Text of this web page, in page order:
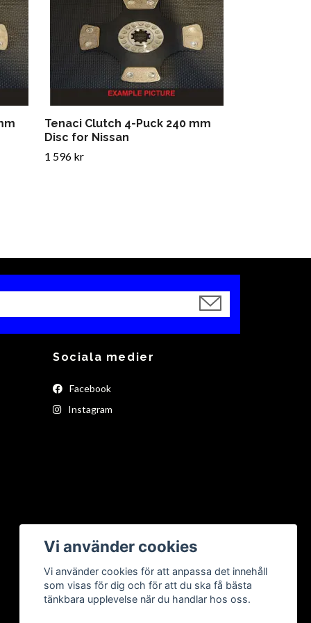
Tenaci Clutch 4-Puck 240 mm
Disc for Nissan
1 596 kr
Sociala medier
Facebook
Instagram
Vi använder cookies
Vi använder cookies för att anpassa det innehåll
som visas för dig och för att du ska få bästa
tänkbara upplevelse när du handlar hos oss.